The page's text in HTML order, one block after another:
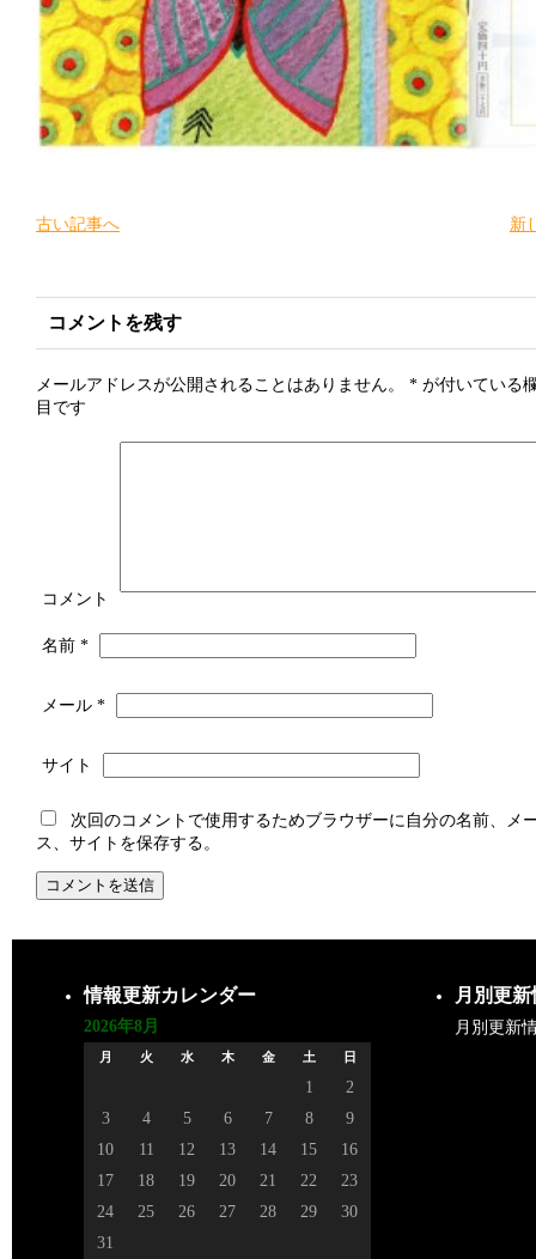
古い記事へ 新
コメントを残す
メールアドレスが公開されることはありません。 * が付いている
目です
コメント
名前 *
メール *
サイト
次回のコメントで使用するためブラウザーに自分の名前、メ
ス、サイトを保存する。
情報更新カレンダー
2026年8月
月 火 水 木 金 土 日
1
2
3
4 5 6 7 8
9
10
11 12 13 14 15
16
17
18 19 20 21 22
23
24
25 26 27 28 29
30
31
月別更
月別更新